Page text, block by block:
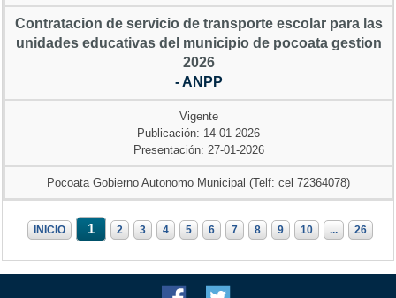
Contratacion de servicio de transporte escolar para las
unidades educativas del municipio de pocoata gestion
2026
- ANPP
Vigente
Publicación: 14-01-2026
Presentación: 27-01-2026
Pocoata Gobierno Autonomo Municipal (Telf: cel 72364078)
INICIO 1 2 3 4 5 6 7 8 9 10 ... 26